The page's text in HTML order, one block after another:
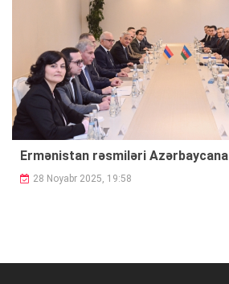
Ermənistan rəsmiləri Azərbaycana
28 Noyabr 2025, 19:58